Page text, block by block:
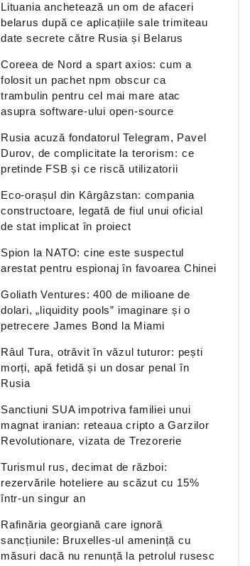
Lituania anchetează un om de afaceri
belarus după ce aplicațiile sale trimiteau
date secrete către Rusia și Belarus
Coreea de Nord a spart axios: cum a
folosit un pachet npm obscur ca
trambulin pentru cel mai mare atac
asupra software-ului open-source
Rusia acuză fondatorul Telegram, Pavel
Durov, de complicitate la terorism: ce
pretinde FSB și ce riscă utilizatorii
Eco-orașul din Kârgâzstan: compania
constructoare, legată de fiul unui oficial
de stat implicat în proiect
Spion la NATO: cine este suspectul
arestat pentru espionaj în favoarea Chinei
Goliath Ventures: 400 de milioane de
dolari, „liquidity pools” imaginare și o
petrecere James Bond la Miami
Râul Tura, otrăvit în văzul tuturor: pești
morți, apă fetidă și un dosar penal în
Rusia
Sanctiuni SUA impotriva familiei unui
magnat iranian: reteaua cripto a Garzilor
Revolutionare, vizata de Trezorerie
Turismul rus, decimat de război:
rezervările hoteliere au scăzut cu 15%
într-un singur an
Rafinăria georgiană care ignoră
sancțiunile: Bruxelles-ul amenință cu
măsuri dacă nu renunță la petrolul rusesc